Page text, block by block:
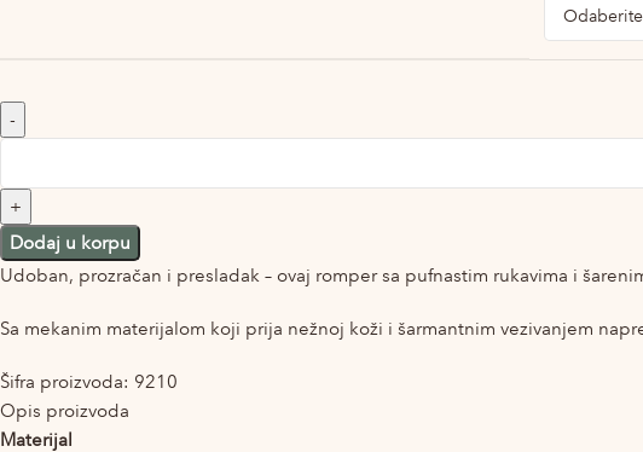
Dodaj u korpu
Udoban, prozračan i presladak – ovaj romper sa pufnastim rukavima i
Sa mekanim materijalom koji prija nežnoj koži i šarmantnim vezivanjem
Šifra proizvoda: 9210
Opis proizvoda
Materijal